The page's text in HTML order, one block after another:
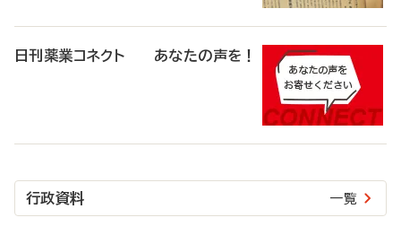
日刊薬業コネクト あなたの声を！
行政資料 一覧